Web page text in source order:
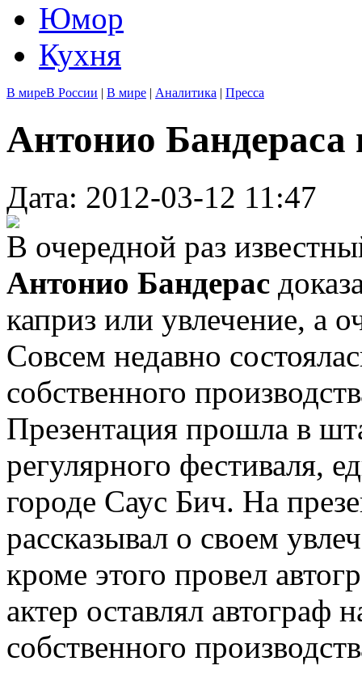
Юмор
Кухня
В миреВ России | В мире | Аналитика | Пресса
Антонио Бандераса
Дата: 2012-03-12 11:47
В очередной раз
Антонио Бандерас
каприз или увлечение, а
Совсем недавно
собственного
Презентация прошла в
регулярного фестиваля,
городе Саус Бич. На
рассказывал о своем
кроме этого провел
актер оставлял автограф
собственного